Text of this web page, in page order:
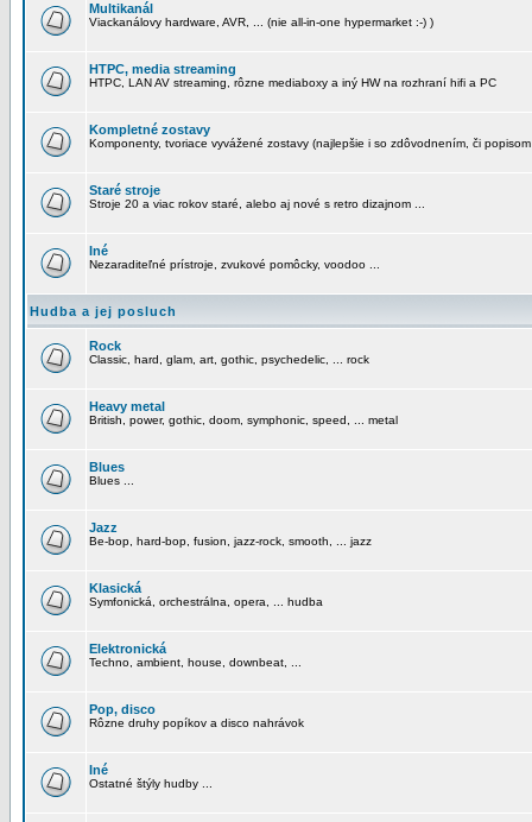
Multikanál
Viackanálovy hardware, AVR, ... (nie all-in-one hypermarket :-) )
HTPC, media streaming
HTPC, LAN AV streaming, rôzne mediaboxy a iný HW na rozhraní hifi a PC
Kompletné zostavy
Komponenty, tvoriace vyvážené zostavy (najlepšie i so zdôvodnením, či
Staré stroje
Stroje 20 a viac rokov staré, alebo aj nové s retro dizajnom ...
Iné
Nezaraditeľné prístroje, zvukové pomôcky, voodoo ...
Hudba a jej posluch
Rock
Classic, hard, glam, art, gothic, psychedelic, ... rock
Heavy metal
British, power, gothic, doom, symphonic, speed, ... metal
Blues
Blues ...
Jazz
Be-bop, hard-bop, fusion, jazz-rock, smooth, ... jazz
Klasická
Symfonická, orchestrálna, opera, ... hudba
Elektronická
Techno, ambient, house, downbeat, ...
Pop, disco
Rôzne druhy popíkov a disco nahrávok
Iné
Ostatné štýly hudby ...